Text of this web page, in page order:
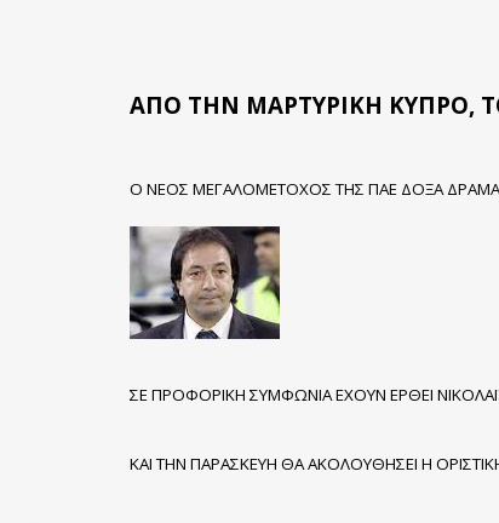
ΑΠΟ ΤΗΝ ΜΑΡΤΥΡΙΚΗ ΚΥΠΡΟ,
Ο ΝΕΟΣ ΜΕΓΑΛΟΜΕΤΟΧΟΣ ΤΗΣ ΠΑΕ ΔΟΞΑ ΔΡΑΜΑΣ
ΣΕ ΠΡΟΦΟΡΙΚΗ ΣΥΜΦΩΝΙΑ ΕΧΟΥΝ ΕΡΘΕΙ
ΚΑΙ ΤΗΝ ΠΑΡΑΣΚΕΥΗ ΘΑ ΑΚΟΛΟΥΘΗΣΕΙ Η